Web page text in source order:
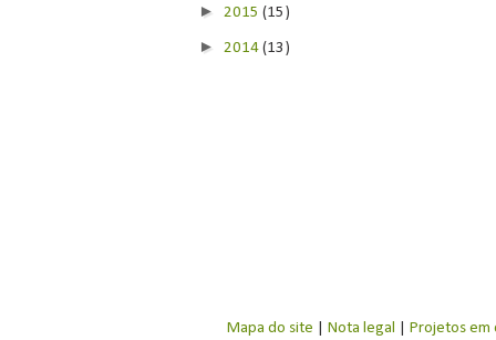
► 2015(15)
► 2014(13)
Mapa do site Nota legal Projetos em